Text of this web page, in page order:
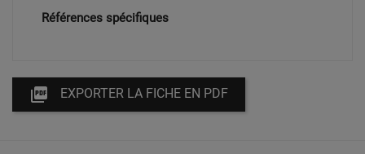
Références spécifiques
 EXPORTER LA FICHE EN PDF